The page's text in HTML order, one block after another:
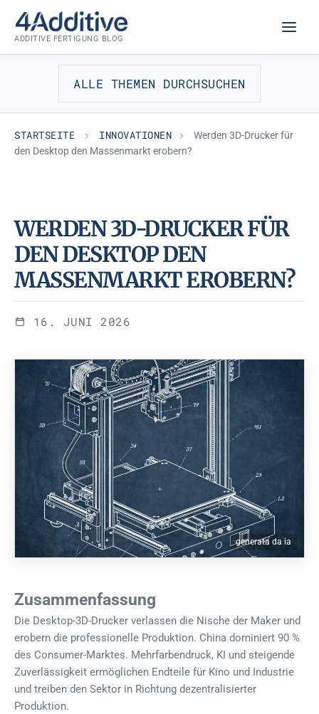
Inhalt
springen
ADDITIVE FERTIGUNG BLOG
ALLE THEMEN DURCHSUCHEN
STARTSEITE INNOVATIONEN
Werden 3D-Drucker für
den Desktop den Massenmarkt erobern?
INNOVATIONEN
WERDEN 3D-DRUCKER FÜR
DEN DESKTOP DEN
MASSENMARKT EROBERN?
16. JUNI 2026
generata da ia
Zusammenfassung
Die Desktop-3D-Drucker verlassen die Nische der Maker und
erobern die professionelle Produktion. China dominiert 90 %
des Consumer-Marktes. Mehrfarbendruck, KI und steigende
Zuverlässigkeit ermöglichen Endteile für Kino und Industrie
und treiben den Sektor in Richtung dezentralisierter
Produktion.